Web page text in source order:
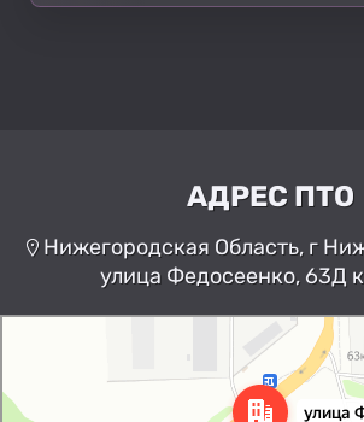
АДРЕС ПТО
Нижегородская Область, г
улица Федосеенко, 63Д
Нижний
Улица